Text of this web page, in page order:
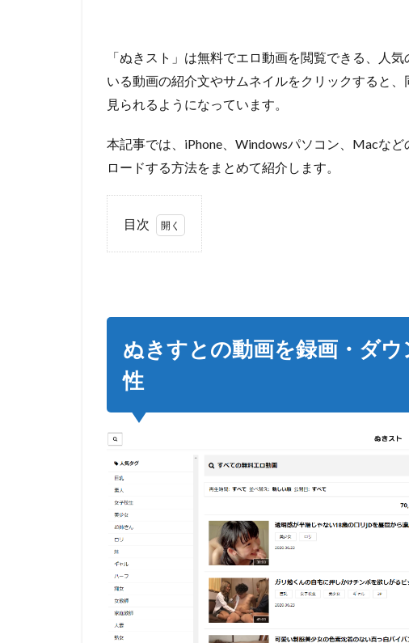
「ぬきスト」は無料でエロ動画を閲覧できる、人
いる動画の紹介文やサムネイルをクリックすると
見られるようになっています。
本記事では、iPhone、Windowsパソコン、Macな
ロードする方法をまとめて紹介します。
目次
画を
画・
ダウ
ンロ
する
方法
要性
2
ぬき
すと
を録
画・
ダウ
ンロ
ード
ぬきすとの動画を録画・ダ
性